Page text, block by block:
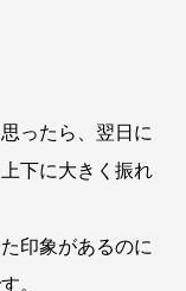
ったら、翌日に
下に大きく振れ
印象があるのに
。